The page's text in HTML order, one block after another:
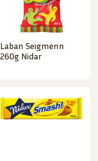
Laban Seigmenn
260g Nidar